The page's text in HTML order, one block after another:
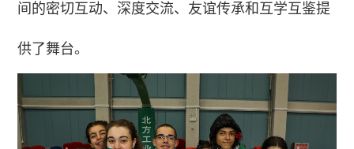
间的密切互动、深度交流、友谊传承和互学互鉴提
供了舞台。